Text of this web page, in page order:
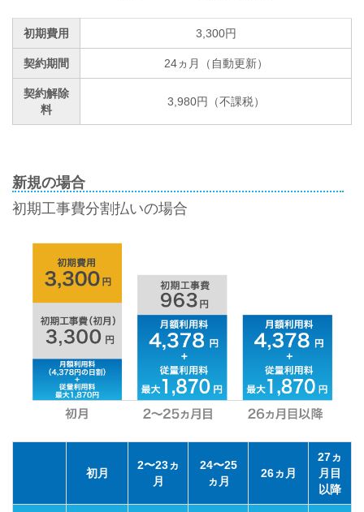
初期費用 3,300円
契約期間 24ヵ月（自動更新）
契約解除
料
3,980円（不課税）
新規の場合
初期工事費分割払いの場合
初月
2〜23ヵ
月
24〜25
ヵ月
26ヵ月
27ヵ
月目
以降